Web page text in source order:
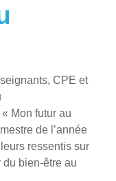
CPE et
Mon futur au
de l’année
ressentis sur
bien-être au